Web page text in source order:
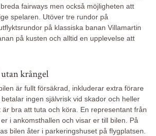
fairways men också möjligheten att
spelaren. Utöver tre rundor på
på klassiska banan Villamartin
på kusten och alltid en upplevelse att
krångel
är fullt försäkrad, inkluderar extra förare
ingen självrisk vid skador och heller
är bra att tuta och köra. En representant från
i ankomsthallen och visar er till bilen. På
bilen åter i parkeringshuset på flygplatsen.